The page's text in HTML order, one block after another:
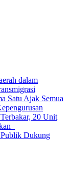
dalam
Satu Ajak Semua
20 Unit
Dukung